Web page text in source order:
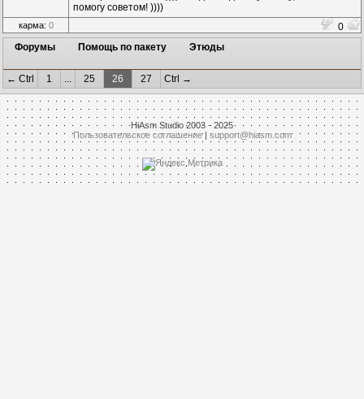
помогу советом! ))))
карма: 0
0
Форумы
Помощь по пакету Этюды
← Ctrl 1 ... 25 26 27 Ctrl →
HiAsm Studio 2003 - 2025
Пользовательское соглашение| support@hiasm.com